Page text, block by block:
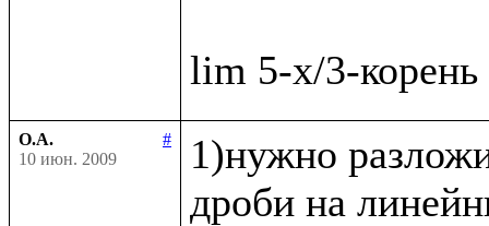
О.А.
#
10 июн. 2009
1)нужно
дроби на